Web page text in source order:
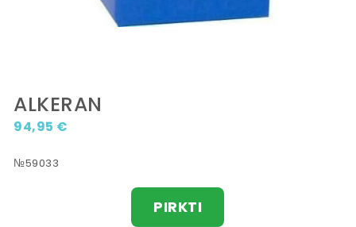
ALKERAN
94,95 €
№59033
PIRKTI